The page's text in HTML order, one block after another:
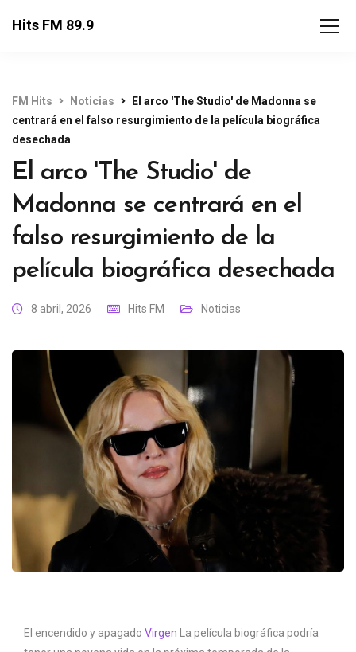
Hits FM 89.9
FM Hits Noticias
El arco 'The Studio' de Madonna se
centrará en el falso resurgimiento de la película biográfica
desechada
El arco 'The Studio' de
Madonna se centrará en el
falso resurgimiento de la
película biográfica desechada
8 abril, 2026 Hits FM Noticias
El encendido y apagado Virgen La película biográfica podría